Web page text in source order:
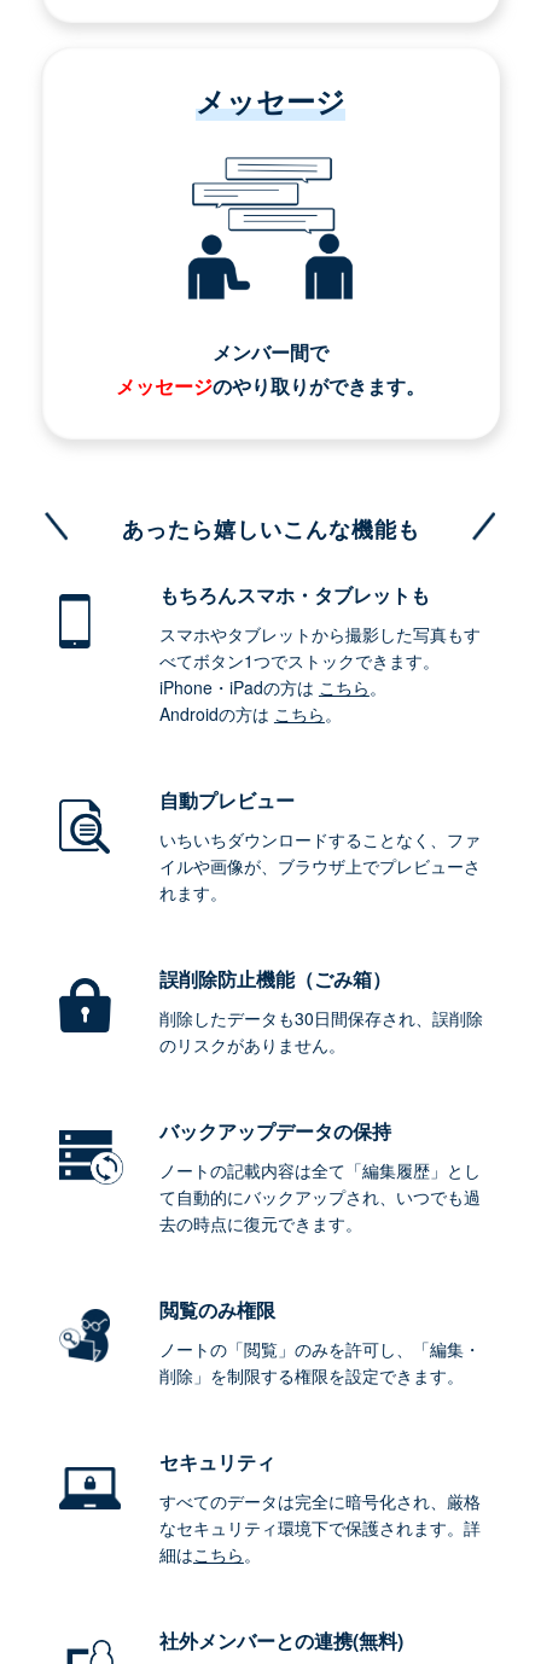
メッセージ
メンバー間で
メッセージのやり取りができます。
あったら嬉しいこんな機能も
もちろんスマホ・タブレットも
スマホやタブレットから撮影した写真もす
べてボタン1つでストックできます。
iPhone・iPadの方は こちら。
Androidの方は こちら。
自動プレビュー
いちいちダウンロードすることなく、ファ
イルや画像が、ブラウザ上でプレビューさ
れます。
誤削除防止機能（ごみ箱）
削除したデータも30日間保存され、誤削除
のリスクがありません。
バックアップデータの保持
ノートの記載内容は全て「編集履歴」とし
て自動的にバックアップされ、いつでも過
去の時点に復元できます。
閲覧のみ権限
ノートの「閲覧」のみを許可し、「編集・
削除」を制限する権限を設定できます。
セキュリティ
すべてのデータは完全に暗号化され、厳格
なセキュリティ環境下で保護されます。詳
細はこちら。
社外メンバーとの連携(無料)